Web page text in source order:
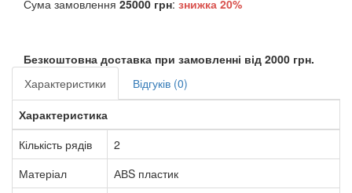
Сума замовлення 25000 грн: знижка 20%
Безкоштовна доставка при замовленні від 2000 грн.
Характеристики
Відгуків (0)
Характеристика
Кількість рядів
2
Матеріал
АВS пластик